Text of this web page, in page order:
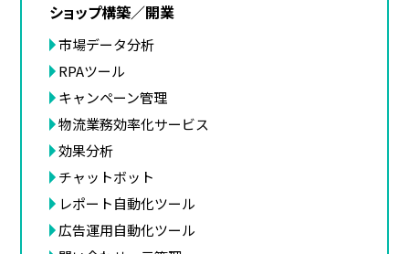
ショップ構築／開業
市場データ分析
RPAツール
キャンペーン管理
物流業務効率化サービス
効果分析
チャットボット
レポート自動化ツール
広告運用自動化ツール